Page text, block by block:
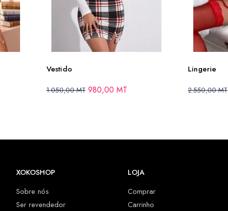
Vestido
1.050,00MT 980,00 MT
Lingerie
2.550,00MT
XOKOSHOP
Sobre nós
Ser revendedor
LOJA
Comprar
Carrinho